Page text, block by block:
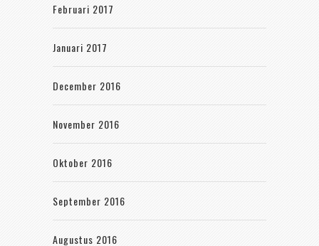
Februari 2017
Januari 2017
December 2016
November 2016
Oktober 2016
September 2016
Augustus 2016